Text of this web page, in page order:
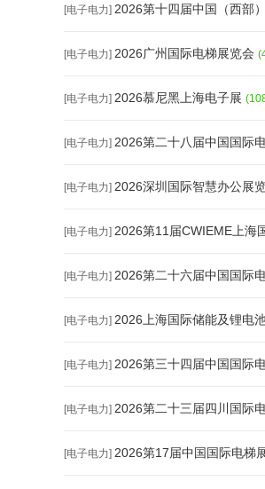
[电子电力] 2026第十四届中国（西部
[电子电力] 2026广州国际电梯展览会
[电子电力] 2026慕尼黑上海电子展
[电子电力] 2026第二十八届中国国际
[电子电力] 2026深圳国际智慧办公展
[电子电力] 2026第11届CWIEME上海
[电子电力] 2026第二十六届中国国际
[电子电力] 2026上海国际储能及锂电
[电子电力] 2026第三十四届中国国际
[电子电力] 2026第二十三届四川国际
[电子电力] 2026第17届中国国际电梯